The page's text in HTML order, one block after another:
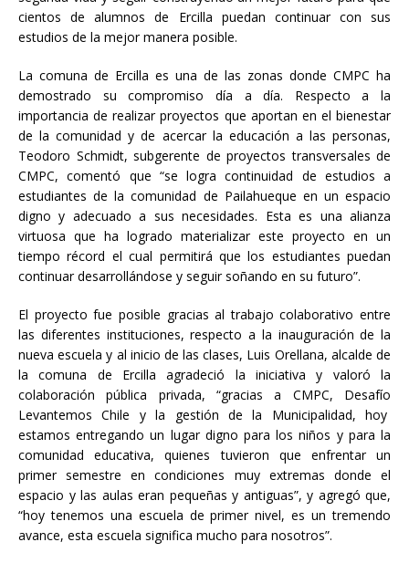
cientos de alumnos de Ercilla puedan continuar con sus
estudios de la mejor manera posible.
La comuna de Ercilla es una de las zonas donde CMPC ha
demostrado su compromiso día a día. Respecto a la
importancia de realizar proyectos que aportan en el bienestar
de la comunidad y de acercar la educación a las personas,
Teodoro Schmidt, subgerente de proyectos transversales de
CMPC, comentó que “se logra continuidad de estudios a
estudiantes de la comunidad de Pailahueque en un espacio
digno y adecuado a sus necesidades. Esta es una alianza
virtuosa que ha logrado materializar este proyecto en un
tiempo récord el cual permitirá que los estudiantes puedan
continuar desarrollándose y seguir soñando en su futuro”.
El proyecto fue posible gracias al trabajo colaborativo entre
las diferentes instituciones, respecto a la inauguración de la
nueva escuela y al inicio de las clases, Luis Orellana, alcalde de
la comuna de Ercilla agradeció la iniciativa y valoró la
colaboración pública privada, “gracias a CMPC, Desafío
Levantemos Chile y la gestión de la Municipalidad, hoy
estamos entregando un lugar digno para los niños y para la
comunidad educativa, quienes tuvieron que enfrentar un
primer semestre en condiciones muy extremas donde el
espacio y las aulas eran pequeñas y antiguas”, y agregó que,
“hoy tenemos una escuela de primer nivel, es un tremendo
avance, esta escuela significa mucho para nosotros”.